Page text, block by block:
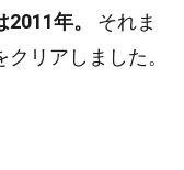
年。
それま
リアしました。